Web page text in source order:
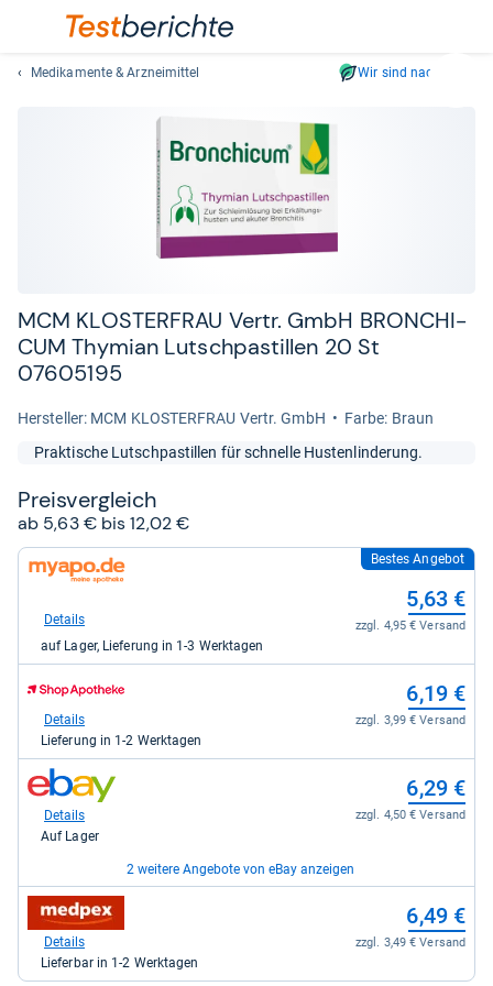
Medikamente & Arzneimittel Wir sind nachhaltig
MCM KLOS­TER­FRAU Vertr. GmbH BRON­CHI­
CUM Thy­mian Lutsch­pa­stil­len 20 St
07605195
Her­stel­ler: MCM KLOSTERFRAU Vertr. GmbH
Farbe: Braun
Praktische Lutschpastillen für schnelle Hustenlinderung.
Preis­ver­gleich
ab 5,63 € bis 12,02 €
zum
myapo.de
5,63
Bestes Angebot
5,63 €
zzgl. 4,95 € Versand
Details
auf Lager, Lieferung in 1-3 Werktagen
zum
Shop:
Shop
für
kaufen.
6,19 €
zzgl. 3,99 € Versand
Details
Lieferung in 1-2 Werktagen
zum
Shop:
eBay
6,29 €
zzgl. 4,50 € Versand
Details
Auf Lager
2 weitere Angebote von eBay anzeigen
zum
Shop:
eBay
11,10 €
zzgl. 0,00 € Versand
Details
Auf Lager
zum
Shop:
medpex
6,49 €
zzgl. 3,49 € Versand
Details
Lieferbar in 1-2 Werktagen